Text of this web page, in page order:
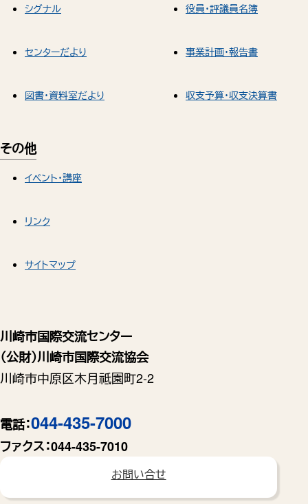
川崎市国際交流センター
（公財）川崎市国際交流協会
川崎市中原区木月祗園町2-2
電話：044-435-7000
ファクス：044-435-7010
お問い合せ
シグナル
センターだより
図書・資料室だより
役員・評議員名簿
事業計画・報告書
収支予算・収支決算書
その他
イベント・講座
リンク
サイトマップ